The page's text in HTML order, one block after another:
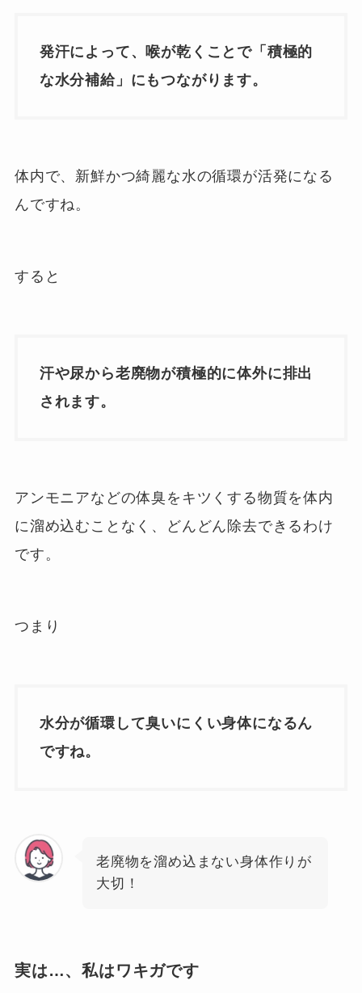
発汗によって、喉が乾くことで「積極的
な水分補給」にもつながります。
体内で、新鮮かつ綺麗な水の循環が活発になる
んですね。
すると
汗や尿から老廃物が積極的に体外に排出
されます。
アンモニアなどの体臭をキツくする物質を体内
に溜め込むことなく、どんどん除去できるわけ
です。
つまり
水分が循環して臭いにくい身体になるん
ですね。
老廃物を溜め込まない身体作りが
大切！
実は…、私はワキガです